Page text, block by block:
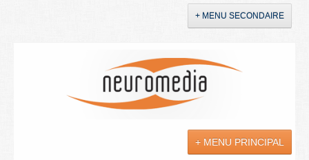
+ MENU SECONDAIRE
+ MENU PRINCIPAL